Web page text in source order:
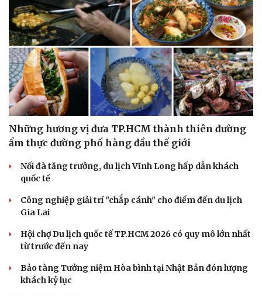
Sức khỏe
Cây thuốc
Sản phụ khoa
Nam khoa
Làm đẹp - giảm cân
Phòng mạch online
Ăn sạch sống khỏe
Đời sống
Blog
Những hương vị đưa TP.HCM thành thiên đường
ẩm thực đường phố hàng đầu thế giới
Nối đà tăng trưởng, du lịch Vĩnh Long hấp dẫn khách
quốc tế
Công nghiệp giải trí "chắp cánh" cho điểm đến du lịch
Gia Lai
Hội chợ Du lịch quốc tế TP.HCM 2026 có quy mô lớn nhất
từ trước đến nay
Bảo tàng Tưởng niệm Hòa bình tại Nhật Bản đón lượng
khách kỷ lục